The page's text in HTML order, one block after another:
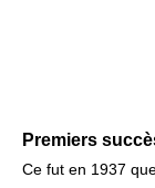
Premiers
Ce fut en 1937